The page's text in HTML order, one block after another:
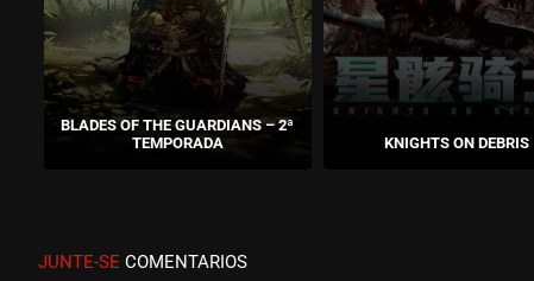
BLADES OF THE GUARDIANS – 2ª
TEMPORADA
KNIGHTS ON DEBRIS
JUNTE-SE COMENTARIOS